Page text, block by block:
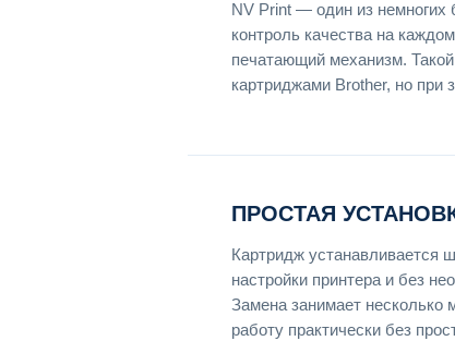
NV Print — один из немногих
контроль качества на
печатающий механизм.
картриджами Brother, но при
ПРОСТАЯ
Картридж устанавливается
настройки принтера и без
Замена занимает несколько
работу практически без